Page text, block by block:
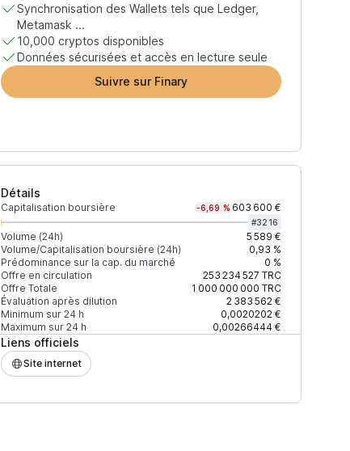
Synchronisation des Wallets tels que Ledger,
Metamask ...
10,000 cryptos disponibles
Données sécurisées et accès en lecture seule
Suivre sur Finary
Détails
Capitalisation boursière -6,69 % 603 600 €
#3216
Volume (24h)
5 589 €
Volume/Capitalisation boursière (24h)
0,93 %
Prédominance sur la cap. du marché
0 %
Offre en circulation
253 234 527 TRC
Offre Totale
1 000 000 000 TRC
Évaluation après dilution
2 383 562 €
Minimum sur 24 h
0,0020202 €
Maximum sur 24 h
0,00266444 €
Liens officiels
Site internet
% du volume Confiance Mis à jour
63,40 %